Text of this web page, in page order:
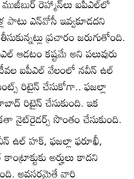
పాటు ఎన్‌వోసీ ఇవ్వకూడదని
ప్రచారం జరుగుతోంది.
ఆడటం కష్టమే అని పలువురు
ఐపీఎల్ వేలంలో నవీన్ ఉల్
రిటైన్ చేసుకోగా.. ఫజల్లా
రిటైన్ చేసుకుంది. ఇక
నైట్‌రైడర్స్ సొంతం చేసుకుంది.
ఉల్ హక్, ఫజల్లా ఫరూఖీ,
అర్హులు కాదని
అవసరమైతే వారి